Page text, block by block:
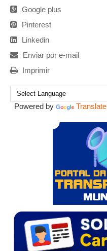
Google plus
Pinterest
Linkedin
Enviar por e-mail
Imprimir
Powered by Translate